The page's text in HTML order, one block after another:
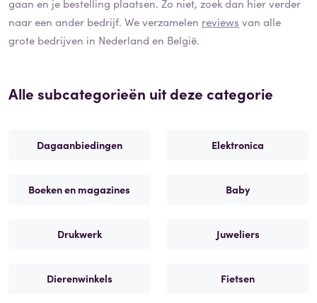
gaan en je bestelling plaatsen. Zo niet, zoek dan hier verder
naar een ander bedrijf. We verzamelen reviews van alle
grote bedrijven in Nederland en België.
Alle subcategorieën uit deze categorie
Dagaanbiedingen Elektronica
Boeken en magazines Baby
Drukwerk Juweliers
Dierenwinkels Fietsen